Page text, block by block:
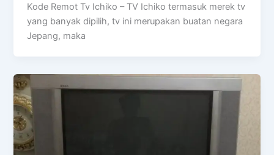
Kode Remot Tv Ichiko – TV Ichiko termasuk merek tv
yang banyak dipilih, tv ini merupakan buatan negara
Jepang, maka